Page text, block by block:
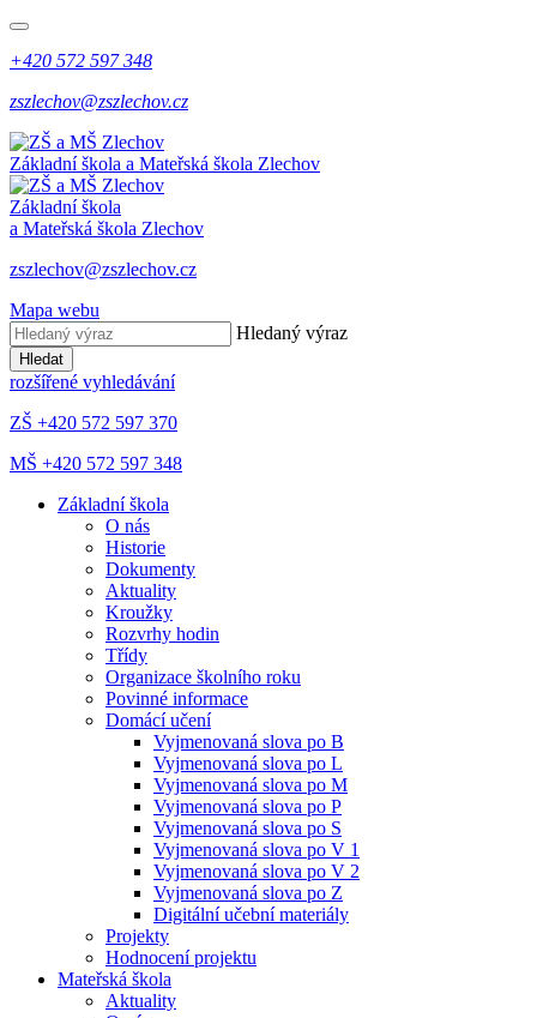
+420 572 597 348
zszlechov@zszlechov.cz
Základní škola a Mateřská škola Zlechov
Základní škola
a Mateřská škola Zlechov
zszlechov@zszlechov.cz
Mapa webu
Hledaný výraz
Hledat
rozšířené vyhledávání
ZŠ +420 572 597 370
MŠ +420 572 597 348
Základní škola
O nás
Historie
Dokumenty
Aktuality
Kroužky
Rozvrhy hodin
Třídy
Organizace školního roku
Povinné informace
Domácí učení
Vyjmenovaná slova po B
Vyjmenovaná slova po L
Vyjmenovaná slova po M
Vyjmenovaná slova po P
Vyjmenovaná slova po S
Vyjmenovaná slova po V 1
Vyjmenovaná slova po V 2
Vyjmenovaná slova po Z
Digitální učební materiály
Projekty
Hodnocení projektu
Mateřská škola
Aktuality